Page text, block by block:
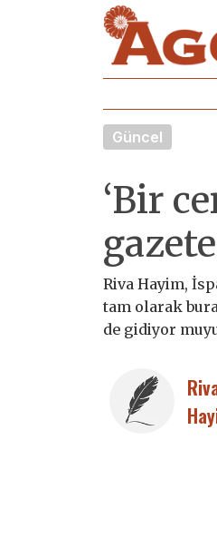
Güncel
‘Bir
Riva Hayim,
tam olarak
de gidiyor